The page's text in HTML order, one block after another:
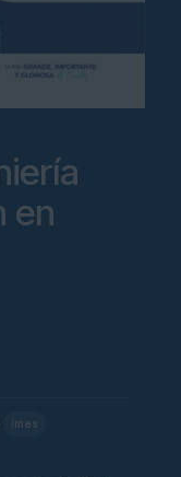
en
/mes